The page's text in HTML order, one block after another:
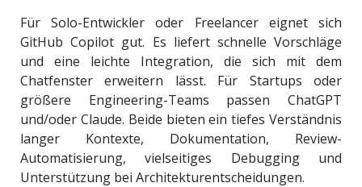
Für Solo-Entwickler oder Freelancer eignet sich
GitHub Copilot gut. Es liefert schnelle Vorschläge
und eine leichte Integration, die sich mit dem
Chatfenster erweitern lässt. Für Startups oder
größere Engineering-Teams passen ChatGPT
und/oder Claude. Beide bieten ein tiefes Verständnis
langer Kontexte, Dokumentation, Review-
Automatisierung, vielseitiges Debugging und
Unterstützung bei Architekturentscheidungen.